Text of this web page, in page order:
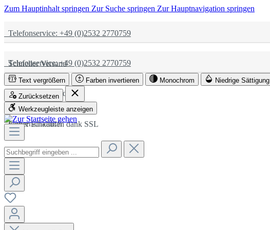
Zum Hauptinhalt springen Zur Suche springen Zur Hauptnavigation springen
Telefonservice: +49 (0)2532 2770759
Schneller Versand
Partnerschaftlich
Sicher Einkaufen dank SSL
Telefonservice: +49 (0)2532 2770759
Schneller Versand
Partnerschaftlich
Sicher Einkaufen dank SSL
Text vergrößern Farben invertieren Monochrom Niedrige Sättigung
Zurücksetzen
Werkzeugleiste anzeigen